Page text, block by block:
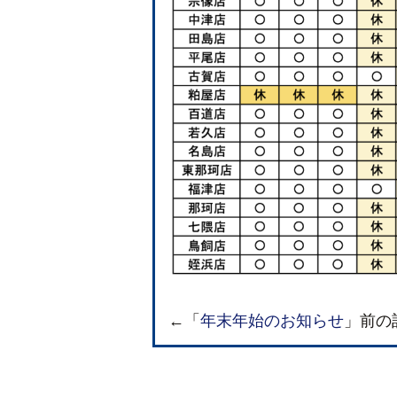
←「 年末年始のお知らせ 」前